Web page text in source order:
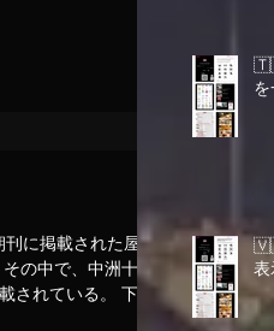
に掲載された屋台
の中で、中洲十番
されている。 下記
表